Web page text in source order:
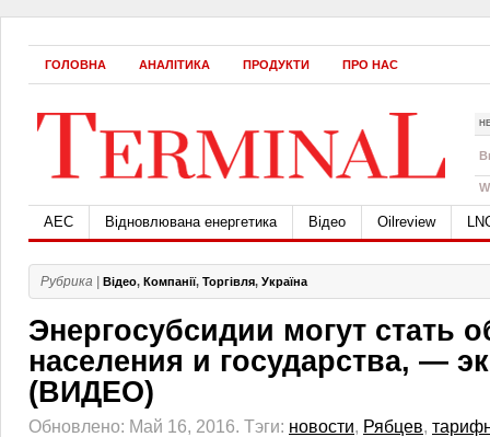
ГОЛОВНА АНАЛІТИКА ПРОДУКТИ ПРО НАС
АЕС Відновлювана енергетика Відео Oilreview
Рубрика | Відео, Компанії, Торгівля, Україна
Энергосубсидии могут стать
населения и государства, —
(ВИДЕО)
Обновлено: Май 16, 2016. Тэги: новости, Рябцев,